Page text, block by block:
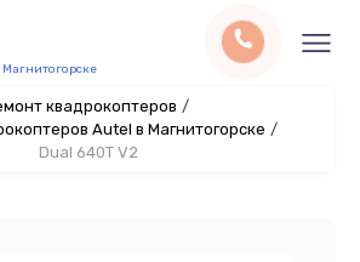
квадрокоптеров /
Autel в Магнитогорске /
Dual 640T V2